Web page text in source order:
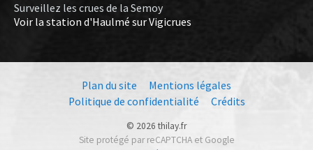
Surveillez les crues de la Semoy
Voir la station d'Haulmé sur Vigicrues
Plan du site
Mentions légales
Politique de confidentialité
Crédits
© 2026 thilay.fr
Site protégé par reCAPTCHA et Google